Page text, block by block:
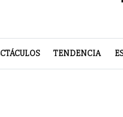
TENDENCIA